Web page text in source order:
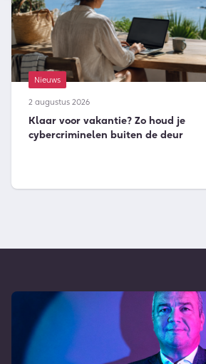
Nieuws
2 augustus 2026
Klaar voor vakantie? Zo houd je
cybercriminelen buiten de deur